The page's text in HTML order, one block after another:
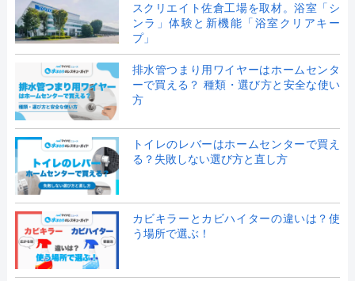
スクリエイト佐倉工場を取材。浴室「シ
ンラ」体験と新機能「浴室クリアキー
プ」
排水管つまり用ワイヤーはホームセンタ
ーで買える？ 種類・選び方と安全な使い
方
トイレのレバーはホームセンターで買え
る？失敗しない選び方と直し方
カビキラーとカビハイターの違いは？使
う場所で選ぶ！